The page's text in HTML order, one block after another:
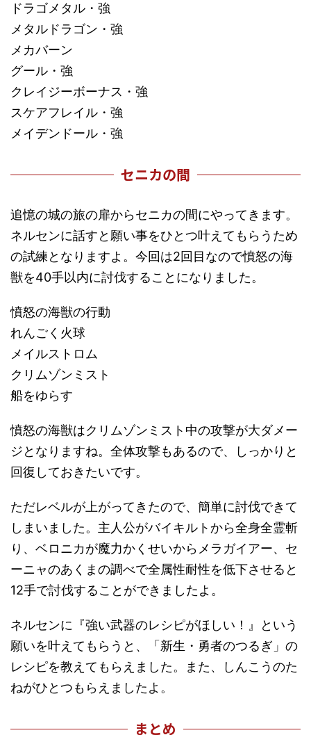
ドラゴメタル・強
メタルドラゴン・強
メカバーン
グール・強
クレイジーボーナス・強
スケアフレイル・強
メイデンドール・強
セニカの間
追憶の城の旅の扉からセニカの間にやってきます。
ネルセンに話すと願い事をひとつ叶えてもらうため
の試練となりますよ。今回は2回目なので憤怒の海
獣を40手以内に討伐することになりました。
憤怒の海獣の行動
れんごく火球
メイルストロム
クリムゾンミスト
船をゆらす
憤怒の海獣はクリムゾンミスト中の攻撃が大ダメー
ジとなりますね。全体攻撃もあるので、しっかりと
回復しておきたいです。
ただレベルが上がってきたので、簡単に討伐できて
しまいました。主人公がバイキルトから全身全霊斬
り、ベロニカが魔力かくせいからメラガイアー、セ
ーニャのあくまの調べで全属性耐性を低下させると
12手で討伐することができましたよ。
ネルセンに『強い武器のレシピがほしい！』という
願いを叶えてもらうと、「新生・勇者のつるぎ」の
レシピを教えてもらえました。また、しんこうのた
ねがひとつもらえましたよ。
まとめ